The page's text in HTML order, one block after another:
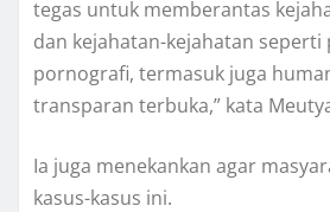
tegas untuk memberantas
dan kejahatan-kejahatan
pornografi, termasuk juga
transparan terbuka,” kata
Ia juga menekankan agar
kasus-kasus ini.